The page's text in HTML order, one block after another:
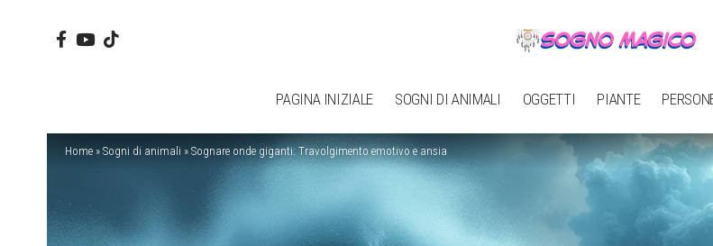
PAGINA INIZIALE SOGNI DI ANIMALI OGGETTI PIANTE
Home » Sogni di animali » Sognare onde giganti: Travolgimento emotivo e ansia